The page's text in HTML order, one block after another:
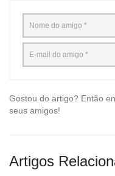
Gostou do artigo? Então
seus amigos!
Artigos